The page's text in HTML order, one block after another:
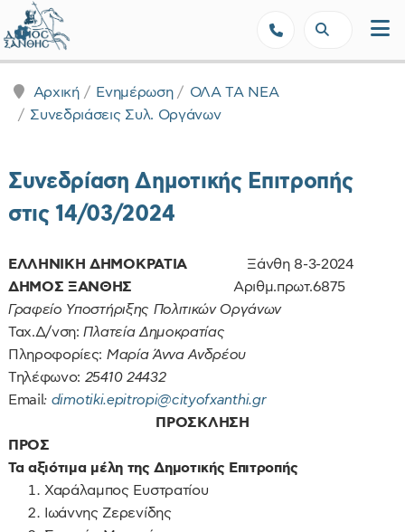
Αρχική Ενημέρωση
ΟΛΑ ΤΑ ΝΕΑ
Συνεδριάσεις Συλ. Οργάνων
Συνεδρίαση Δημοτικής Επιτροπής
στις 14/03/2024
ΕΛΛΗΝΙΚΗ ΔΗΜΟΚΡΑΤΙΑ
Ξάνθη 8-3-2024
ΔΗΜΟΣ ΞΑΝΘΗΣ Αριθμ.πρωτ.6875
Γραφείο Υποστήριξης Πολιτικών Οργάνων
Ταχ.Δ/νση:Πλατεία Δημοκρατίας
Πληροφορίες: Μαρία Άννα Ανδρέου
Τηλέφωνο: 25410 24432
Email: dimotiki.epitropi@cityofxanthi.gr
ΠΡΟΣΚΛΗΣΗ
ΠΡΟΣ
Τα αξιότιμα μέλη της Δημοτικής Επιτροπής
Χαράλαμπος Ευστρατίου
Ιωάννης Ζερενίδης